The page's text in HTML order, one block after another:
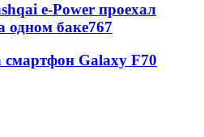
e-Power проехал
одном баке767
смартфон Galaxy F70